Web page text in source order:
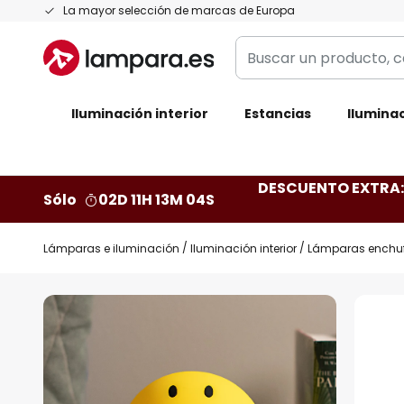
La mayor selección de marcas de Europa
Ir
contenido
Buscar
un
categoría,
Iluminación interior Estancias
Sólo 02D 11H 13M 03S
DESCUENTO
Lámparas e iluminación Iluminación interior Lámparas
Saltar
al
final
de
la